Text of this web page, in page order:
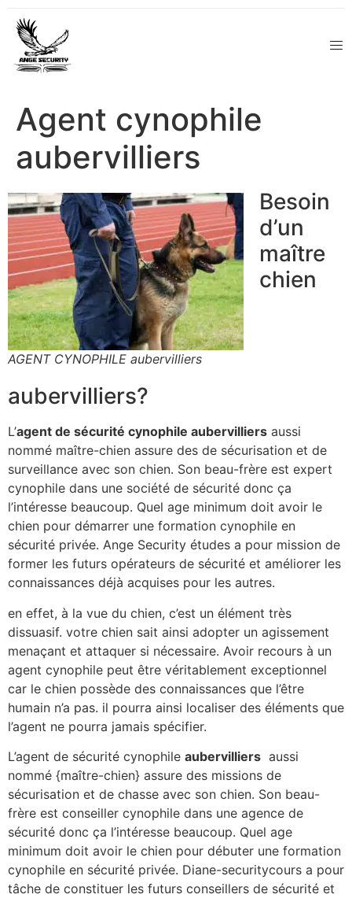
Agent cynophile
aubervilliers
AGENT CYNOPHILE aubervilliers
Besoin
d’un
maître
chien
aubervilliers?
L’agent de sécurité cynophile aubervilliers aussi
nommé maître-chien assure des de sécurisation et de
surveillance avec son chien. Son beau-frère est expert
cynophile dans une société de sécurité donc ça
l’intéresse beaucoup. Quel age minimum doit avoir le
chien pour démarrer une formation cynophile en
sécurité privée. Ange Security études a pour mission de
former les futurs opérateurs de sécurité et améliorer les
connaissances déjà acquises pour les autres.
en effet, à la vue du chien, c’est un élément très
dissuasif. votre chien sait ainsi adopter un agissement
menaçant et attaquer si nécessaire. Avoir recours à un
agent cynophile peut être véritablement exceptionnel
car le chien possède des connaissances que l’être
humain n’a pas. il pourra ainsi localiser des éléments que
l’agent ne pourra jamais spécifier.
L’agent de sécurité cynophile aubervilliers aussi
nommé {maître-chien} assure des missions de
sécurisation et de chasse avec son chien. Son beau-
frère est conseiller cynophile dans une agence de
sécurité donc ça l’intéresse beaucoup. Quel age
minimum doit avoir le chien pour débuter une formation
cynophile en sécurité privée. Diane-securitycours a pour
tâche de constituer les futurs conseillers de sécurité et